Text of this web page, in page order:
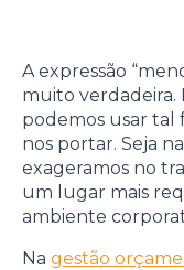
A expressão
muito verdadeira.
podemos usar tal
nos portar. Seja
exageramos no
um lugar mais
ambiente
Na gestão